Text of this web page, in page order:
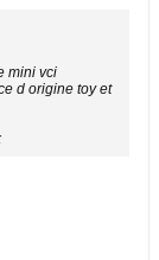
mini vci
d origine toy et